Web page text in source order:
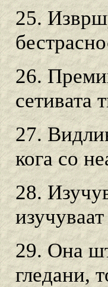
25.
26.
сетивата
27.
кога со
28.
29. Она
гледани,